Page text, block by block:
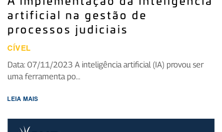
artificial na gestão de
processos judiciais
CÍVEL
Data: 07/11/2023 A inteligência artificial (IA) provou ser
uma ferramenta po...
LEIA MAIS